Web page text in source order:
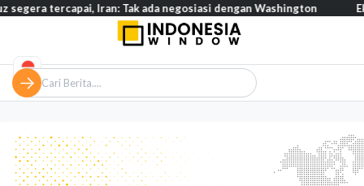
Iran: Tak ada negosiasi dengan Washington Eksodus